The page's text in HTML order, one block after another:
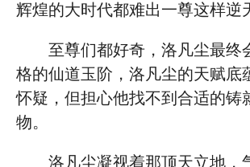
辉煌的大时代都难出一尊这样逆
至尊们都好奇，洛凡尘最终
格的仙道玉阶，洛凡尘的天赋底
怀疑，但担心他找不到合适的铸
物。
洛凡尘凝视着那顶天立地，